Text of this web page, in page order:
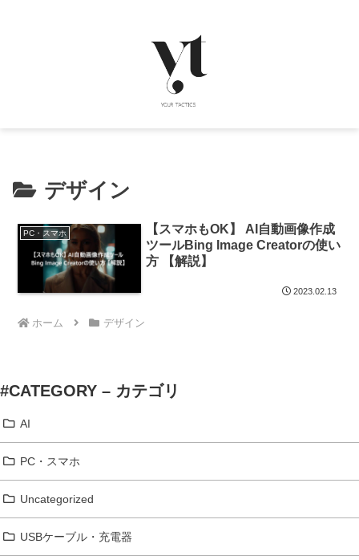
デザイン
PC・スマホ
【スマホもOK】 AI自動画像作成
ツールBing Image Creatorの使い
方 【解説】
2023.02.13
ホーム デザイン
#CATEGORY – カテゴリ
AI
PC・スマホ
Uncategorized
USBケーブル・充電器